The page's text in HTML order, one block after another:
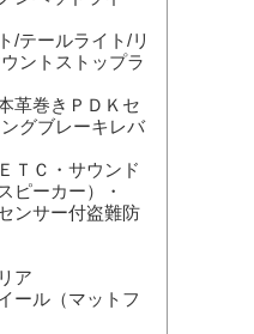
/テールライト/リ
ントストップラ
革巻きＰＤＫセ
グブレーキレバ
ＴＣ・サウンド
ピーカー）・
ンサー付盗難防
ア
ール（マットフ